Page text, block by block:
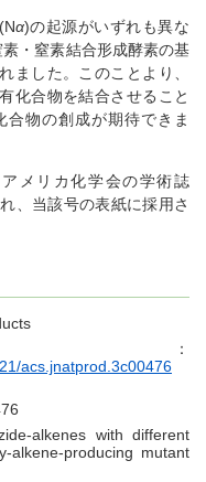
α)の起源がいずれも異な
・窒素結合形成酵素の基
ました。このことより、
化合物を結合させること
物の創成が期待できま
メリカ化学会の学術誌
、当該号の表紙に採用さ
：
acs.jnatprod.3c00476
alkenes with different
alkene-producing mutant